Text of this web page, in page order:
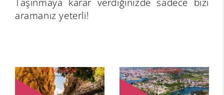
aramanız yeterli!